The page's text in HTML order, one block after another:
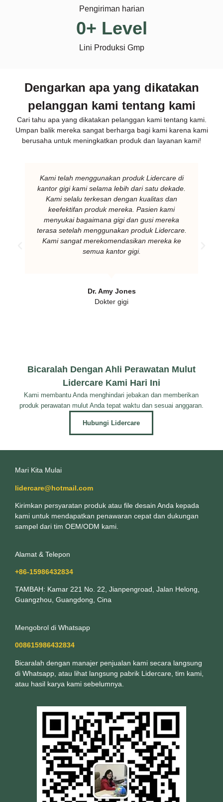
Pengiriman harian
Lini Produksi Gmp
0+ Level
Dengarkan apa yang dikatakan
pelanggan kami tentang kami
Cari tahu apa yang dikatakan pelanggan kami tentang kami.
Umpan balik mereka sangat berharga bagi kami karena kami
berusaha untuk meningkatkan produk dan layanan kami!
Kami telah menggunakan produk Lidercare di
kantor gigi kami selama lebih dari satu dekade.
Kami selalu terkesan dengan kualitas dan
keefektifan produk mereka. Pasien kami
menyukai bagaimana gigi dan gusi mereka
terasa setelah menggunakan produk Lidercare.
Kami sangat merekomendasikan mereka ke
semua kantor gigi.
Dr. Amy Jones
Dokter gigi
Bicaralah Dengan Ahli Perawatan Mulut
Lidercare Kami Hari Ini
Kami membantu Anda menghindari jebakan dan memberikan
produk perawatan mulut Anda tepat waktu dan sesuai anggaran.
Hubungi Lidercare
Mari Kita Mulai
lidercare@hotmail.com
Kirimkan persyaratan produk atau file desain Anda kepada
kami untuk mendapatkan penawaran cepat dan dukungan
sampel dari tim OEM/ODM kami.
Alamat & Telepon
+86-15986432834
TAMBAH: Kamar 221 No. 22, Jianpengroad, Jalan Helong,
Guangzhou, Guangdong, Cina
Mengobrol di Whatsapp
008615986432834
Bicaralah dengan manajer penjualan kami secara langsung
di Whatsapp, atau lihat langsung pabrik Lidercare, tim kami,
atau hasil karya kami sebelumnya.